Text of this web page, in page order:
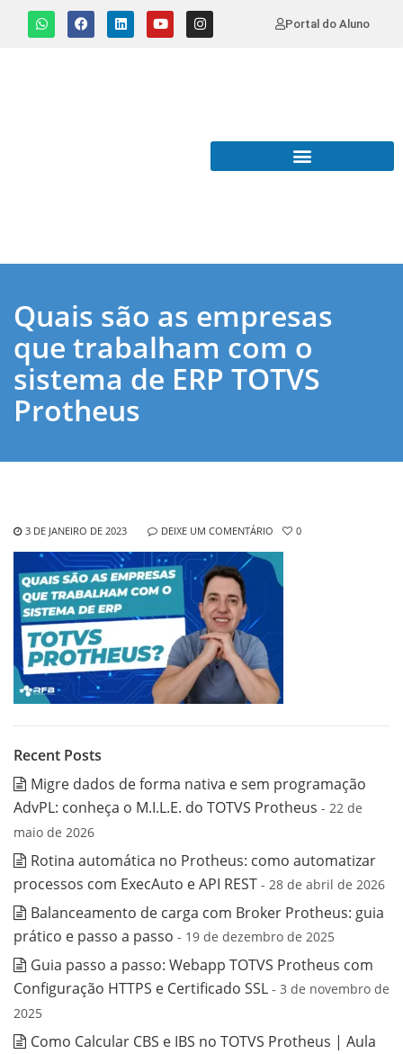
Portal do Aluno
Quais são as empresas
que trabalham com o
sistema de ERP TOTVS
Protheus
3 DE JANEIRO DE 2023 DEIXE UM COMENTÁRIO 0
Recent Posts
Migre dados de forma nativa e sem programação
AdvPL: conheça o M.I.L.E. do TOTVS Protheus - 22 de
maio de 2026
Rotina automática no Protheus: como automatizar
processos com ExecAuto e API REST - 28 de abril de 2026
Balanceamento de carga com Broker Protheus: guia
prático e passo a passo - 19 de dezembro de 2025
Guia passo a passo: Webapp TOTVS Protheus com
Configuração HTTPS e Certificado SSL - 3 de novembro de
2025
Como Calcular CBS e IBS no TOTVS Protheus | Aula